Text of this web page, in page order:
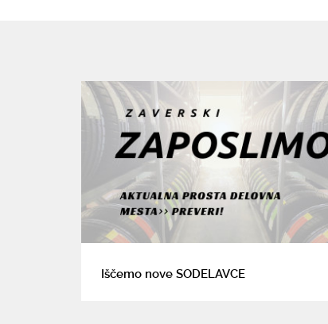
Iščemo nove SODELAVCE